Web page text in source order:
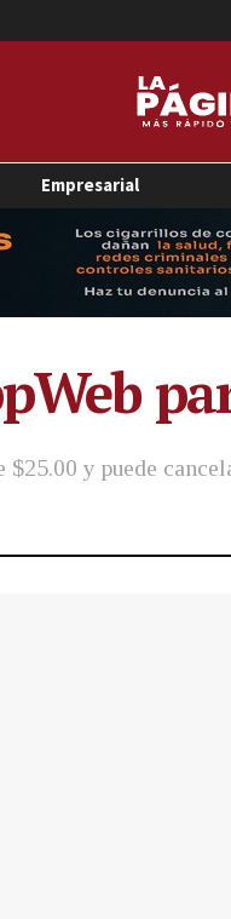
Empresarial
y puede